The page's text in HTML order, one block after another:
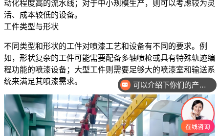
动化程度高的流水线； 对于中小规模生产，则可以考虑较为灵
活、成本较低的设备。
工件类型与形状
不同类型和形状的工件对喷漆工艺和设备有不同的要求。 例
如，形状复杂的工件可能需要配备多轴喷枪或具有特殊轨迹编
程功能的喷漆设备； 大型工件则需要足够大的喷漆室和输送系
统来满足其喷漆需求。
可以介绍下你们的产品么